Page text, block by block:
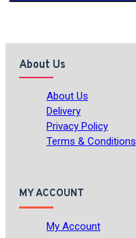
About Us
About Us
Delivery
Privacy Policy
Terms & Conditions
MY ACCOUNT
My Account